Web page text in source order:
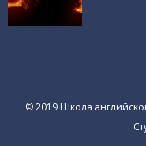
© 2019 Школа